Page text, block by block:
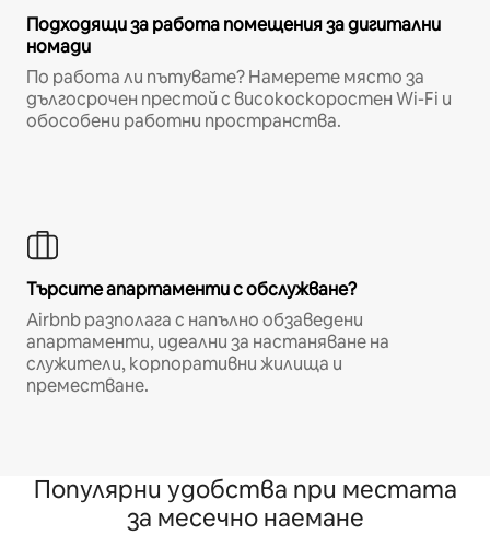
Подходящи за работа помещения за дигитални
номади
По работа ли пътувате? Намерете място за
дългосрочен престой с високоскоростен Wi-Fi и
обособени работни пространства.
Търсите апартаменти с обслужване?
Airbnb разполага с напълно обзаведени
апартаменти, идеални за настаняване на
служители, корпоративни жилища и
преместване.
Популярни удобства при местата
за месечно наемане